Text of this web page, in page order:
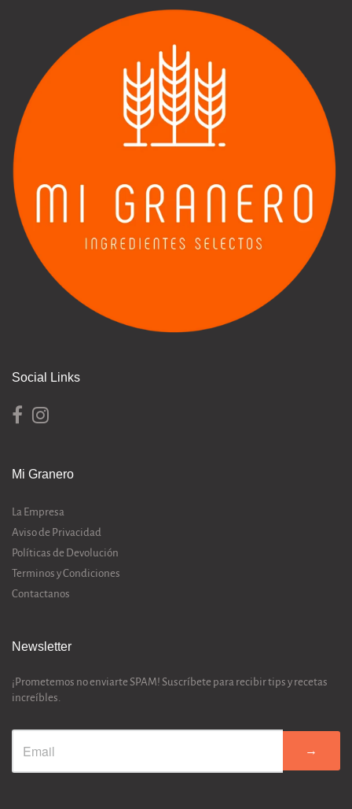
Social Links
Mi Granero
La Empresa
Aviso de Privacidad
Políticas de Devolución
Terminos y Condiciones
Contactanos
Newsletter
¡Prometemos no enviarte SPAM! Suscríbete para recibir tips y recetas
increíbles.
→